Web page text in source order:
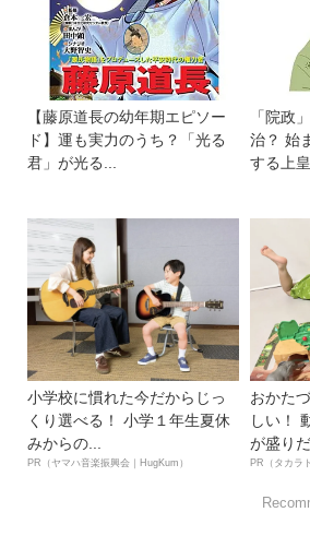
【藤原道長の幼年期エピソー
ド】運も実力のうち？「光る
君」が光る...
「院政
治？ 始
する上
小学校に慣れた今だからじっ
くり選べる！ 小学１年生夏休
みからの...
PR（ヤマハ音楽振興会｜HugKum）
おかた
しい！
が盛り
PR（タカラ